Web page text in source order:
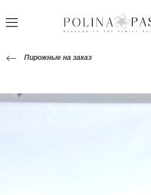
Пирожные на заказ